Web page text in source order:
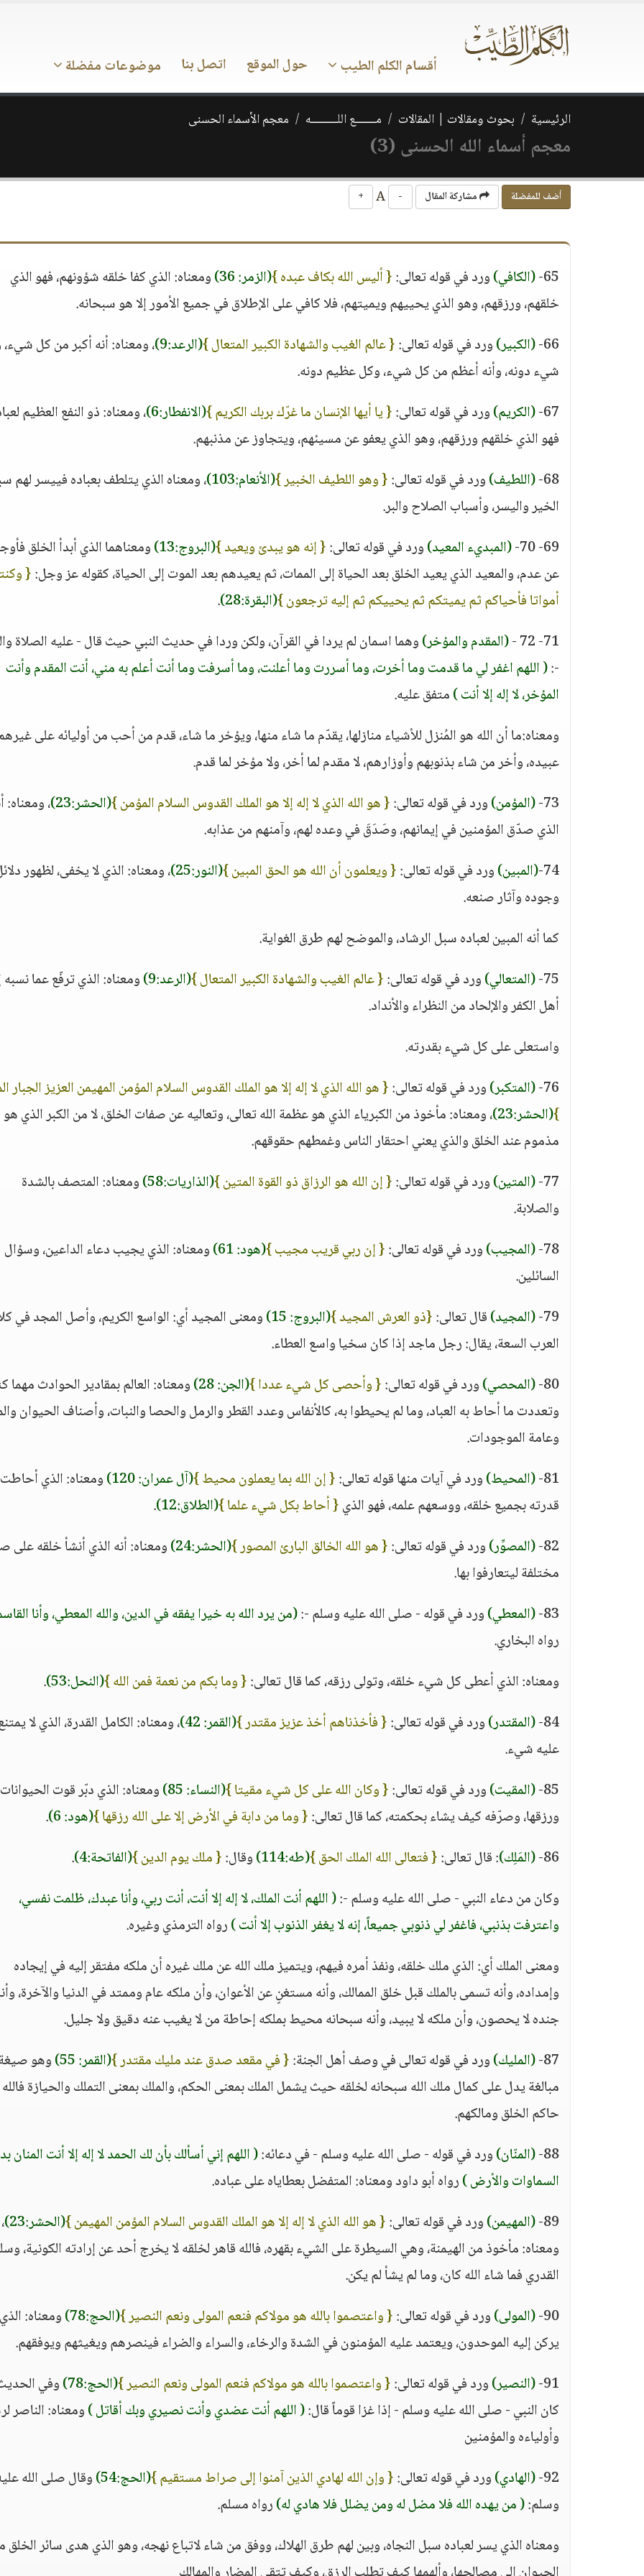
أقسام الكلم الطيب حول الموقع اتصل بنا موضوعات مفضلة
الرئيسية بحوث ومقالات | المقالات مـــــــع اللـــــــــه معجم الأسماء الحسنى
معجم أسماء الله الحسنى (3)
أضف للمفضلة مشاركة المقال -
+
65- (الكافي)ورد في قوله تعالى:{ أليس الله بكاف عبده }(الزمر: 36)
ومعناه: الذي كفا خلقه شؤونهم، فهو الذي
خلقهم، ورزقهم، وهو الذي يحييهم ويميتهم، فلا كافي على الإطلاق في جميع الأمور إلا هو سبحانه.
66- (الكبير)ورد في قوله تعالى:{ عالم الغيب والشهادة الكبير المتعال }(الرعد:9) ، ومعناه: أنه أكبر من كل
شيء دونه، وأنه أعظم من كل شيء، وكل عظيم دونه.
67- (الكريم)ورد في قوله تعالى:{ يا أيها الإنسان ما غرّك بربك الكريم }(الانفطار:6) ، ومعناه: ذو النفع العظيم
فهو الذي خلقهم ورزقهم، وهو الذي يعفو عن مسيئهم، ويتجاوز عن مذنبهم.
68- (اللطيف)ورد في قوله تعالى:{ وهو اللطيف الخبير }(الأنعام:103)
، ومعناه الذي يتلطف بعباده فييسر لهم
الخير واليسر، وأسباب الصلاح والبر.
69- 70-
(المبديء المعيد)ورد في قوله تعالى:{ إنه هو يبدئ ويعيد }(البروج:13)
ومعناهما الذي أبدأ الخلق
عن عدم، والمعيد الذي يعيد الخلق بعد الحياة إلى الممات، ثم يعيدهم بعد الموت إلى الحياة، كقوله عز وجل:{
أمواتا فأحياكم ثم يميتكم ثم يحييكم ثم إليه ترجعون }(البقرة:28)
.
71- 72 -
(المقدم والمؤخر)وهما اسمان لم يردا في القرآن، ولكن وردا في حديث النبي حيث قال - عليه الصلاة
-:( اللهم اغفر لي ما قدمت وما أخرت، وما أسررت وما أعلنت، وما أسرفت وما أنت أعلم به مني، أنت المقدم وأنت
المؤخر، لا إله إلا أنت )متفق عليه.
ومعناه:ما أن الله هو المُنزل للأشياء منازلها، يقدّم ما شاء منها، ويؤخر ما شاء، قدم من أحب من أوليائه على
عبيده، وأخر من شاء بذنوبهم وأوزارهم، لا مقدم لما أخر، ولا مؤخر لما قدم.
73- (المؤمن)ورد في قوله تعالى:{ هو الله الذي لا إله إلا هو الملك القدوس السلام المؤمن }(الحشر:23)
، ومعناه:
الذي صدّق المؤمنين في إيمانهم، وصَدَقَ في وعده لهم، وآمنهم من عذابه.
74- (المبين)ورد في قوله تعالى:{ ويعلمون أن الله هو الحق المبين }(النور:25)
، ومعناه: الذي لا يخفى، لظهور
وجوده وآثار صنعه.
كما أنه المبين لعباده سبل الرشاد، والموضح لهم طرق الغواية.
75- (المتعالي)ورد في قوله تعالى:{ عالم الغيب والشهادة الكبير المتعال }(الرعد:9)
ومعناه: الذي ترفّع عما نسبه
أهل الكفر والإلحاد من النظراء والأنداد.
واستعلى على كل شيء بقدرته.
76- (المتكبر)ورد في قوله تعالى:{ هو الله الذي لا إله إلا هو الملك القدوس السلام المؤمن المهيمن العزيز الجبار
}(الحشر:23)
، ومعناه: مأخوذ من الكبرياء الذي هو عظمة الله تعالى، وتعاليه عن صفات الخلق، لا من الكبر الذي هو
مذموم عند الخلق والذي يعني احتقار الناس وغمطهم حقوقهم.
77- (المتين)ورد في قوله تعالى:{ إن الله هو الرزاق ذو القوة المتين }(الذاريات:58)
ومعناه: المتصف بالشدة
والصلابة.
78- (المجيب)ورد في قوله تعالى:{ إن ربي قريب مجيب }(هود: 61)
ومعناه: الذي يجيب دعاء الداعين، وسؤال
السائلين.
79- (المجيد)قال تعالى:{ذو العرش المجيد }(البروج: 15)
ومعنى المجيد أي: الواسع الكريم، وأصل المجد في
العرب السعة، يقال: رجل ماجد إذا كان سخيا واسع العطاء.
80- (المحصي)ورد في قوله تعالى:{ وأحصى كل شيء عددا }(الجن: 28)
ومعناه: العالم بمقادير الحوادث مهما
وتعددت ما أحاط به العباد، وما لم يحيطوا به، كالأنفاس وعدد القطر والرمل والحصا والنبات، وأصناف الحيوان
وعامة الموجودات.
81- (المحيط)ورد في آيات منها قوله تعالى:{ إن الله بما يعملون محيط }(آل عمران: 120)
ومعناه: الذي أحاطت
قدرته بجميع خلقه، ووسعهم علمه، فهو الذي{ أحاط بكل شيء علما }(الطلاق:12)
.
82- (المصوِّر)ورد في قوله تعالى:{ هو الله الخالق البارئ المصور }(الحشر:24)
ومعناه: أنه الذي أنشأ خلقه على
مختلفة ليتعارفوا بها.
83- (المعطي)ورد في قوله - صلى الله عليه وسلم -:(من يرد الله به خيرا يفقه في الدين، والله المعطي، وأنا
رواه البخاري.
ومعناه: الذي أعطى كل شيء خلقه، وتولى رزقه، كما قال تعالى:{ وما بكم من نعمة فمن الله }(النحل:53)
.
84- (المقتدر)ورد في قوله تعالى:{ فأخذناهم أخذ عزيز مقتدر }(القمر: 42)
، ومعناه: الكامل القدرة، الذي لا
عليه شيء.
85- (المقيت)ورد في قوله تعالى:{ وكان الله على كل شيء مقيتا }(النساء: 85)
ومعناه: الذي دبّر قوت الحيوانات
ورزقها، وصرّفه كيف يشاء بحكمته، كما قال تعالى:{ وما من دابة في الأرض إلا على الله رزقها }(هود: 6)
.
86- (المَلِك): قال تعالى:{ فتعالى الله الملك الحق }(طه:114) وقال:{ ملك يوم الدين }(الفاتحة:4) .
وكان من دعاء النبي - صلى الله عليه وسلم -:( اللهم أنت الملك، لا إله إلا أنت، أنت ربي، وأنا عبدك، ظلمت نفسي،
واعترفت بذنبي، فاغفر لي ذنوبي جميعاً، إنه لا يغفر الذنوب إلا أنت )رواه الترمذي وغيره.
ومعنى الملك أي: الذي ملك خلقه، ونفذ أمره فيهم، ويتميز ملك الله عن ملك غيره أن ملكه مفتقر إليه في إيجاده
وإمداده، وأنه تسمى بالملك قبل خلق الممالك، وأنه مستغنٍ عن الأعوان، وأن ملكه عام وممتد في الدنيا والآخرة،
جنده لا يحصون، وأن ملكه لا يبيد، وأنه سبحانه محيط بملكه إحاطة من لا يغيب عنه دقيق ولا جليل.
87- (المليك)ورد في قوله تعالى في وصف أهل الجنة:{ في مقعد صدق عند مليك مقتدر }(القمر: 55)
وهو
مبالغة يدل على كمال ملك الله سبحانه لخلقه حيث يشمل الملك بمعنى الحكم، والملك بمعنى التملك والحيازة
حاكم الخلق ومالكهم.
88- (المنّان)ورد في قوله - صلى الله عليه وسلم - في دعائه:( اللهم إني أسألك بأن لك الحمد لا إله إلا أنت المنان
السماوات والأرض )رواه أبو داود ومعناه: المتفضل بعطاياه على عباده.
89- (المهيمن)ورد في قوله تعالى:{ هو الله الذي لا إله إلا هو الملك القدوس السلام المؤمن المهيمن }(الحشر:23)
،
ومعناه: مأخوذ من الهيمنة، وهي السيطرة على الشيء بقهره، فالله قاهر لخلقه لا يخرج أحد عن إرادته الكونية،
القدري فما شاء الله كان، وما لم يشأ لم يكن.
90- (المولى)ورد في قوله تعالى:{ واعتصموا بالله هو مولاكم فنعم المولى ونعم النصير }(الحج:78)
ومعناه: الذي
يركن إليه الموحدون، ويعتمد عليه المؤمنون في الشدة والرخاء، والسراء والضراء فينصرهم ويغيثهم ويوفقهم.
91- (النصير)ورد في قوله تعالى:{ واعتصموا بالله هو مولاكم فنعم المولى ونعم النصير }(الحج:78)
وفي
كان النبي - صلى الله عليه وسلم - إذا غزا قوماً قال:( اللهم أنت عضدي وأنت نصيري وبك أقاتل )ومعناه: الناصر
وأولياءه والمؤمنين
92- (الهادي)ورد في قوله تعالى:{ وإن الله لهادي الذين آمنوا إلى صراط مستقيم }(الحج:54)
وقال صلى الله
وسلم:( من يهده الله فلا مضل له ومن يضلل فلا هادي له)رواه مسلم.
ومعناه الذي يسر لعباده سبل النجاه، وبين لهم طرق الهلاك، ووفق من شاء لاتباع نهجه، وهو الذي هدى سائر الخلق